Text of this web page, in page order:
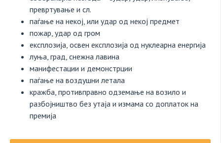
превртување и сл.
паѓање на некој, или удар од некој предмет
пожар, удар од гром
експлозија, освен експлозија од нуклеарна енергија
луња, град, снежна лавина
манифестации и демонстрции
паѓање на воздушни летала
кражба, противправно одземање на возило и
разбојништво без утаја и измама со доплаток на
премија